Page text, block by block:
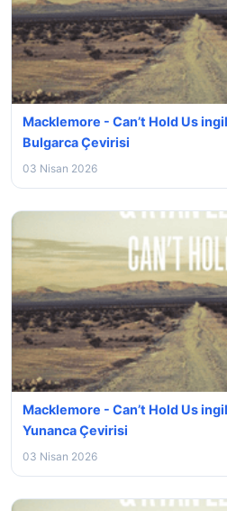
Macklemore - Can’t Hold Us
Bulgarca Çevirisi
03 Nisan 2026
Macklemore - Can’t Hold Us
Yunanca Çevirisi
03 Nisan 2026